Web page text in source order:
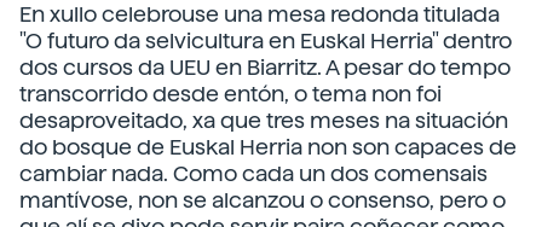
En xullo celebrouse una mesa redonda titulada
"O futuro da selvicultura en Euskal Herria" dentro
dos cursos da UEU en Biarritz. A pesar do tempo
transcorrido desde entón, o tema non foi
desaproveitado, xa que tres meses na situación
do bosque de Euskal Herria non son capaces de
cambiar nada. Como cada un dos comensais
mantívose, non se alcanzou o consenso, pero o